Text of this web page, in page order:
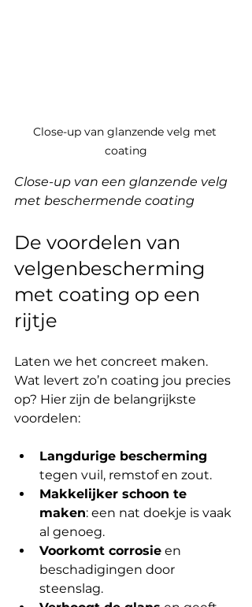
Close-up van glanzende velg met
coating
Close-up van een glanzende velg
met beschermende coating
De voordelen van
velgenbescherming
met coating op een
rijtje
Laten we het concreet maken.
Wat levert zo’n coating jou precies
op? Hier zijn de belangrijkste
voordelen:
Langdurige bescherming
tegen vuil, remstof en zout.
Makkelijker schoon te
maken: een nat doekje is vaak
al genoeg.
Voorkomt corrosie en
beschadigingen door
steenslag.